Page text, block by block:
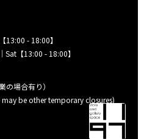
13:00 - 18:00】
【13:00 - 18:00】
の場合有り）
be other temporary closures)